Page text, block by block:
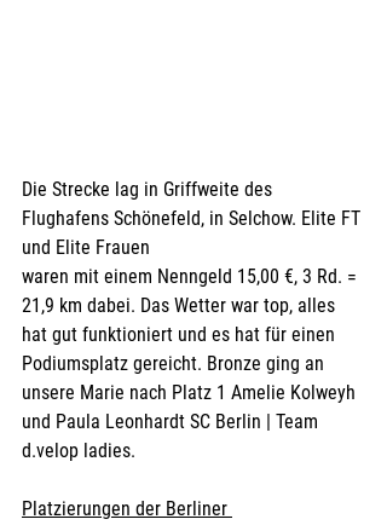
Die Strecke lag in Griffweite des
Flughafens Schönefeld, in Selchow. Elite FT
und Elite Frauen
waren mit einem Nenngeld 15,00 €, 3 Rd. =
21,9 km dabei. Das Wetter war top, alles
hat gut funktioniert und es hat für einen
Podiumsplatz gereicht. Bronze ging an
unsere Marie nach Platz 1 Amelie Kolweyh
und Paula Leonhardt SC Berlin | Team
d.velop ladies.
Platzierungen der Berliner